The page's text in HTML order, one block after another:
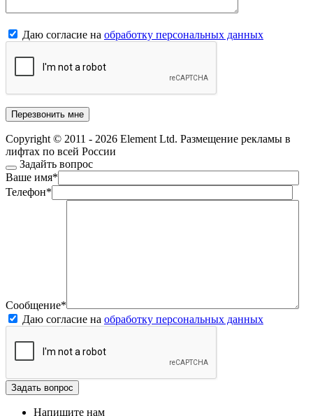
Даю согласие на обработку персональных данных
Copyright © 2011 - 2026 Element Ltd. Размещение рекламы в
лифтах по всей России
Задайть вопрос
Ваше имя*
Телефон*
Сообщение*
Даю согласие на обработку персональных данных
Напишите нам